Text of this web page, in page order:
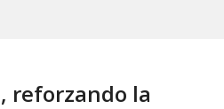
reforzando la